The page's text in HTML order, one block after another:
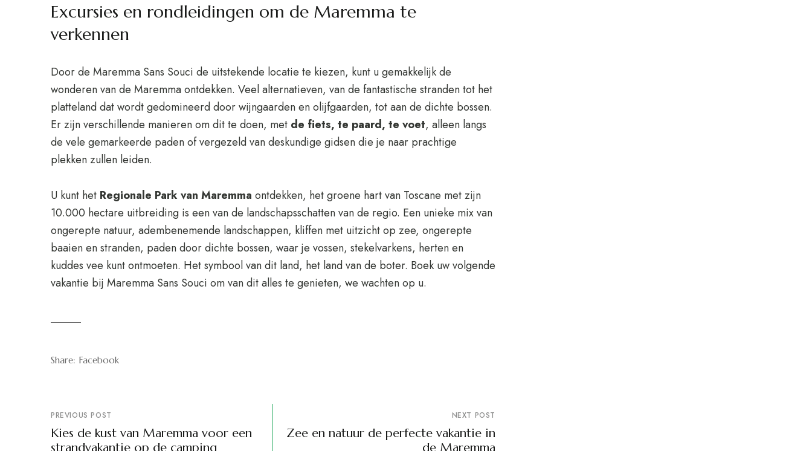
Excursies en rondleidingen om de Maremma te
verkennen
Door de Maremma Sans Souci de uitstekende locatie te kiezen, kunt u gemakkelijk de
wonderen van de Maremma ontdekken. Veel alternatieven, van de fantastische stranden tot het
platteland dat wordt gedomineerd door wijngaarden en olijfgaarden, tot aan de dichte bossen.
Er zijn verschillende manieren om dit te doen, met de fiets, te paard, te voet, alleen langs
de vele gemarkeerde paden of vergezeld van deskundige gidsen die je naar prachtige
plekken zullen leiden.
U kunt het Regionale Park van Maremma ontdekken, het groene hart van Toscane met zijn
10.000 hectare uitbreiding is een van de landschapsschatten van de regio. Een unieke mix van
ongerepte natuur, adembenemende landschappen, kliffen met uitzicht op zee, ongerepte
baaien en stranden, paden door dichte bossen, waar je vossen, stekelvarkens, herten en
kuddes vee kunt ontmoeten. Het symbool van dit land, het land van de boter. Boek uw volgende
vakantie bij Maremma Sans Souci om van dit alles te genieten, we wachten op u.
Share: Facebook
PREVIOUS POST
Kies de kust van Maremma voor een
strandvakantie op de camping
NEXT POST
Zee en natuur de perfecte vakantie in
de Maremma